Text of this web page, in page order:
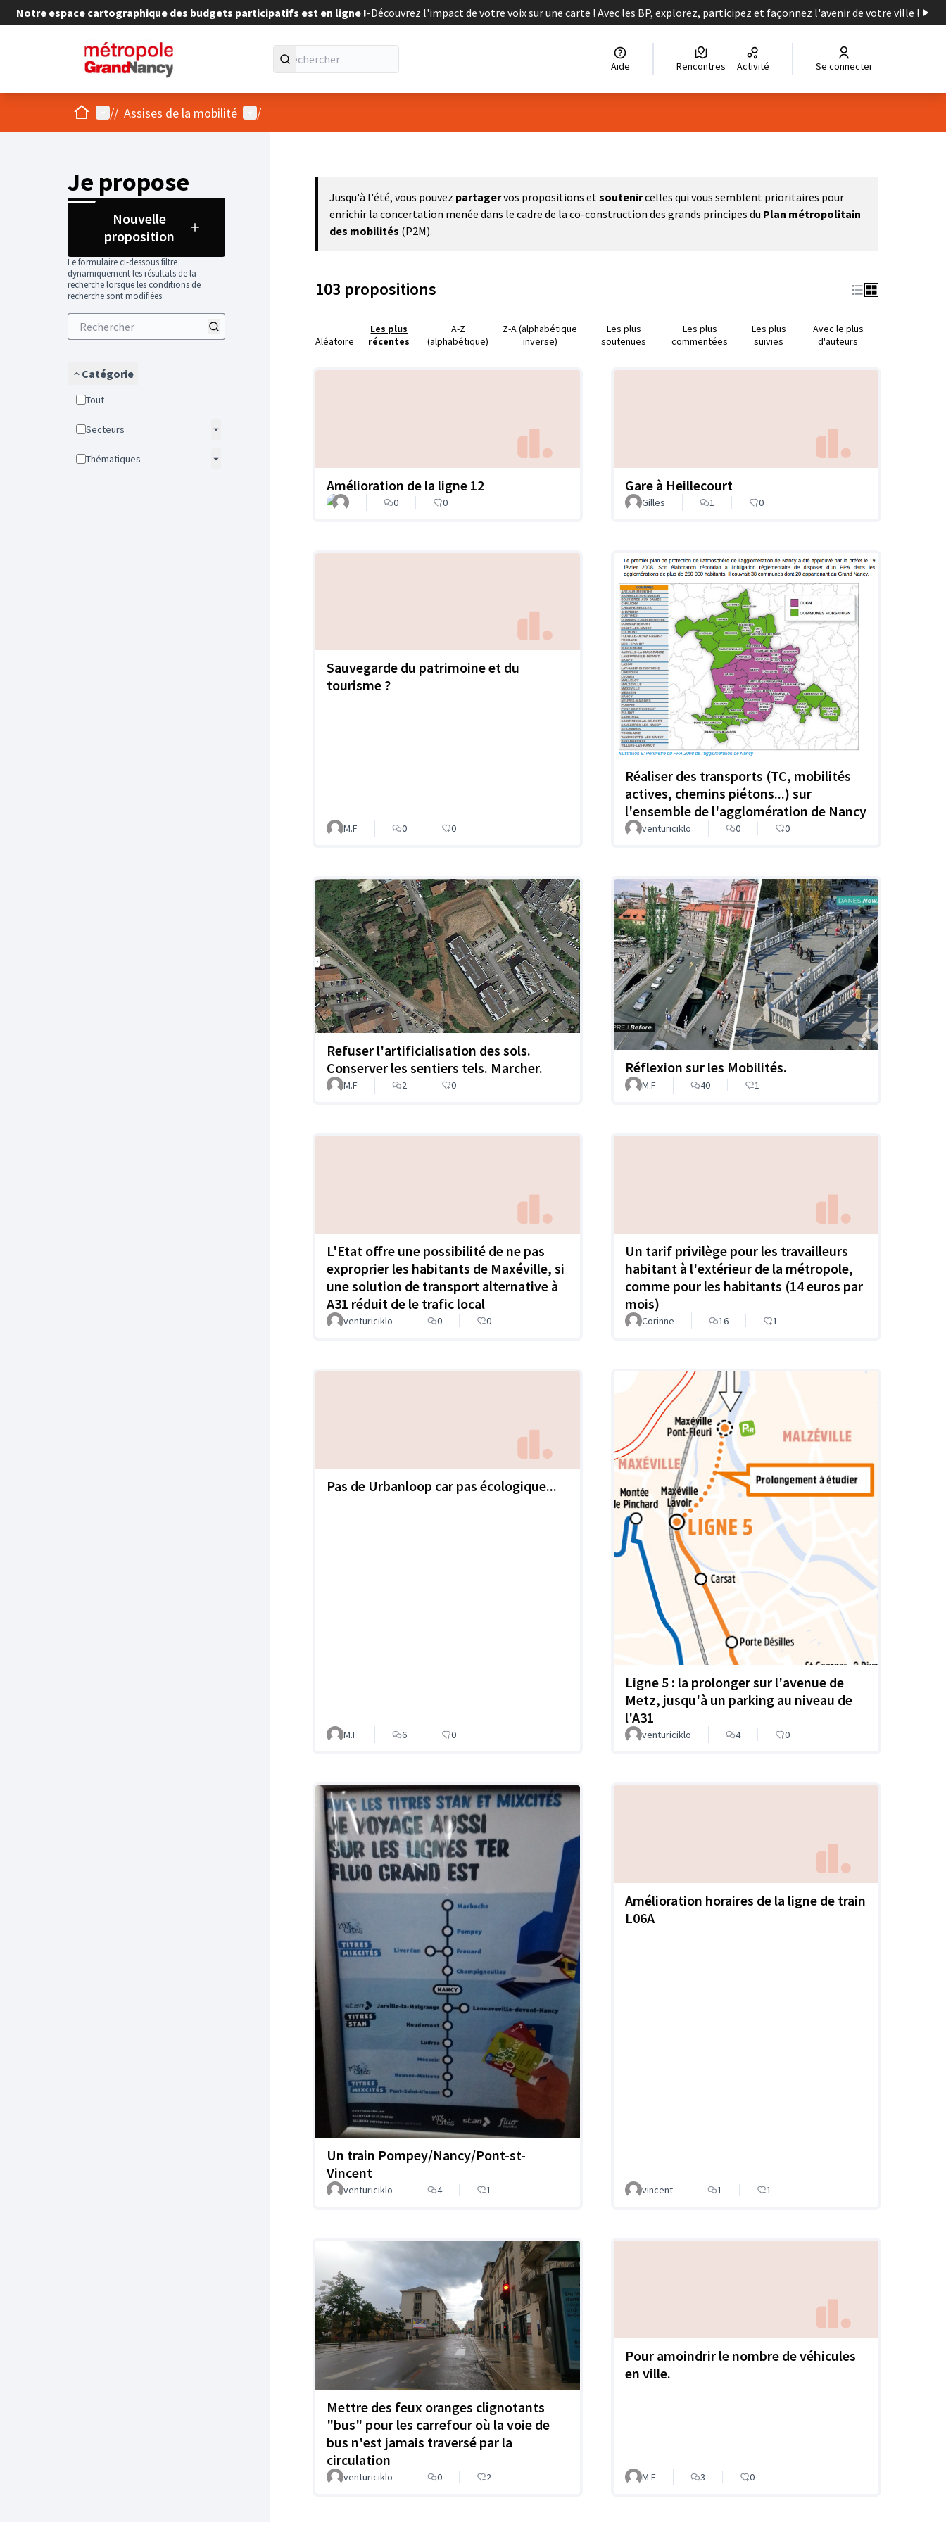
Notre espace cartographique des budgets participatifs est en ligne !-Découvrez l'impact de votre voix sur une carte ! Avec les BP, explorez, participez et façonnez l'avenir de votre ville !
Aide Rencontres Activité Se connecter
AccueilMenu principal
// Assises de la mobilité Menu utilisateur
/
Je propose
Nouvelle
proposition
Le formulaire ci-dessous filtre
dynamiquement les résultats de la
recherche lorsque les conditions de
recherche sont modifiées.
Catégorie
Tout
Secteurs
Thématiques
Jusqu'à l'été, vous pouvez partagervos propositions etsoutenircelles qui vous semblent prioritaires pour
enrichir la concertation menée dans le cadre de la co-construction des grands principes du Plan métropolitain
des mobilités (P2M).
103 propositions
Aléatoire
Les plus
récentes
A-Z
(alphabétique)
Z-A (alphabétique
inverse)
Les plus
soutenues
Les plus
commentées
Les plus
suivies
Avec le plus
d'auteurs
Amélioration de la ligne 12
0 0
Gare à Heillecourt
Gilles 1 0
Sauvegarde du patrimoine et du
tourisme ?
M.F 0 0
Réaliser des transports (TC, mobilités
actives, chemins piétons...) sur
l'ensemble de l'agglomération de Nancy
venturiciklo 0 0
Refuser l'artificialisation des sols.
Conserver les sentiers tels. Marcher.
M.F 2 0
Réflexion sur les Mobilités.
M.F 40 1
L'Etat offre une possibilité de ne pas
exproprier les habitants de Maxéville, si
une solution de transport alternative à
A31 réduit de le trafic local
venturiciklo 0 0
Un tarif privilège pour les travailleurs
habitant à l'extérieur de la métropole,
comme pour les habitants (14 euros par
mois)
Corinne 16 1
Pas de Urbanloop car pas écologique...
M.F 6 0
Ligne 5 : la prolonger sur l'avenue de
Metz, jusqu'à un parking au niveau de
l'A31
venturiciklo 4 0
Un train Pompey/Nancy/Pont-st-
Vincent
venturiciklo 4 1
Amélioration horaires de la ligne de train
L06A
vincent 1 1
Mettre des feux oranges clignotants
"bus" pour les carrefour où la voie de
bus n'est jamais traversé par la
circulation
venturiciklo 0 2
Pour amoindrir le nombre de véhicules
en ville.
M.F 3 0